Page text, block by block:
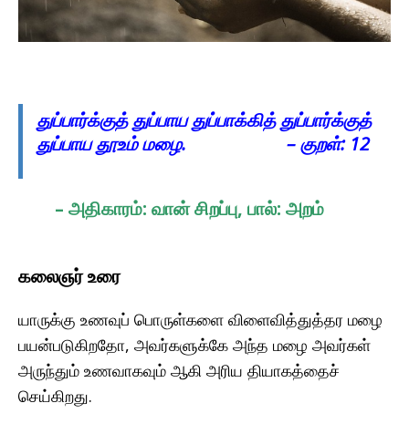
துப்பார்க்குத் துப்பாய துப்பாக்கித் துப்பார்க்குத்
துப்பாய தூஉம் மழை. – குறள்: 12
– அதிகாரம்: வான் சிறப்பு, பால்: அறம்
கலைஞர் உரை
யாருக்கு உணவுப் பொருள்களை விளைவித்துத்தர மழை
பயன்படுகிறதோ, அவர்களுக்கே அந்த மழை அவர்கள்
அருந்தும் உணவாகவும் ஆகி அரிய தியாகத்தைச்
செய்கிறது.